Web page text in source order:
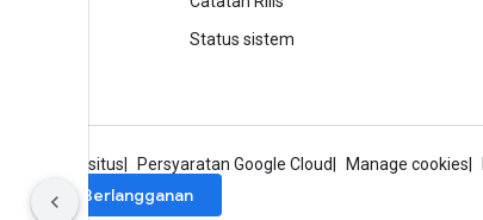
Status sistem
Persyaratan situs Persyaratan Google Cloud Manage cookies
Berlangganan